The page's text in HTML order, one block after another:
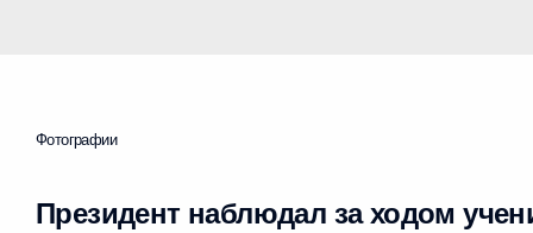
Фотографии
Президент наблюдал за ходом